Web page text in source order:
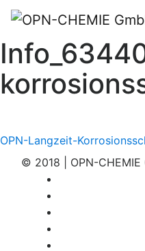
OPN-Langzeit-
© 2018 | OPN-CHEMIE